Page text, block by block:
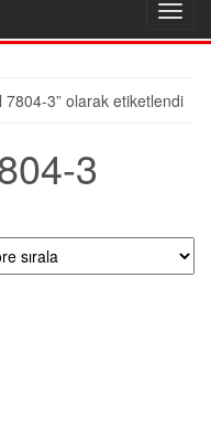
7804-3” olarak etiketlendi
3